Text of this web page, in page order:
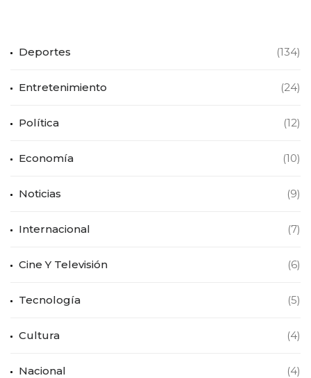
Deportes (134)
Entretenimiento (24)
Política (12)
Economía (10)
Noticias (9)
Internacional (7)
Cine Y Televisión (6)
Tecnología (5)
Cultura (4)
Nacional (4)